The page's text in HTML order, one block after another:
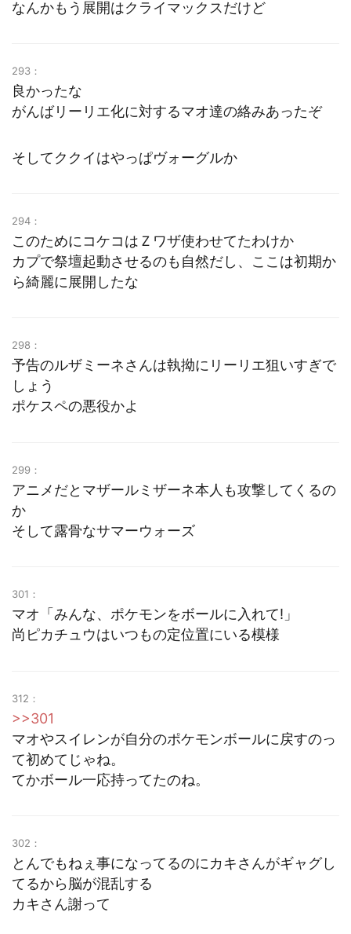
なんかもう展開はクライマックスだけど
293：
良かったな
がんばリーリエ化に対するマオ達の絡みあったぞ
そしてククイはやっぱヴォーグルか
294：
このためにコケコはＺワザ使わせてたわけか
カプで祭壇起動させるのも自然だし、ここは初期か
ら綺麗に展開したな
298：
予告のルザミーネさんは執拗にリーリエ狙いすぎで
しょう
ポケスペの悪役かよ
299：
アニメだとマザールミザーネ本人も攻撃してくるの
か
そして露骨なサマーウォーズ
301：
マオ「みんな、ポケモンをボールに入れて!」
尚ピカチュウはいつもの定位置にいる模様
312：
>>301
マオやスイレンが自分のポケモンボールに戻すのっ
て初めてじゃね。
てかボール一応持ってたのね。
302：
とんでもねぇ事になってるのにカキさんがギャグし
てるから脳が混乱する
カキさん謝って